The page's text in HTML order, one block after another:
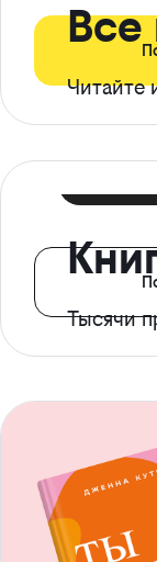
Все
Читайте
Тысячи
с